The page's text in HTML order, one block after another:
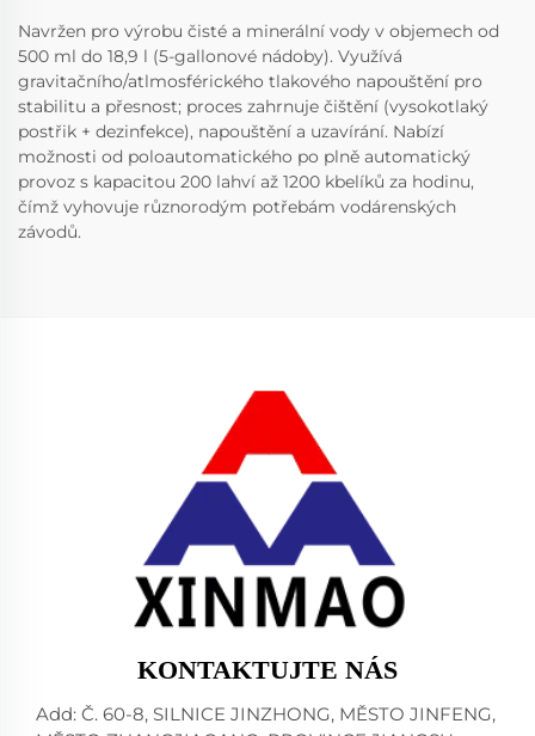
Navržen pro výrobu čisté a minerální vody v objemech od
500 ml do 18,9 l (5-gallonové nádoby). Využívá
gravitačního/atlmosférického tlakového napouštění pro
stabilitu a přesnost; proces zahrnuje čištění (vysokotlaký
postřik + dezinfekce), napouštění a uzavírání. Nabízí
možnosti od poloautomatického po plně automatický
provoz s kapacitou 200 lahví až 1200 kbelíků za hodinu,
čímž vyhovuje různorodým potřebám vodárenských
závodů.
KONTAKTUJTE NÁS
Add: Č. 60-8, SILNICE JINZHONG, MĚSTO JINFENG,